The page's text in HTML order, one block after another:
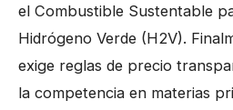
el Combustible Sustentable
Hidrógeno Verde (H2V).
exige reglas de precio
la competencia en materias